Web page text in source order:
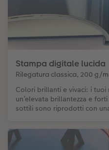
Stampa digitale lucida
Rilegatura classica, 200 g/
Colori brillanti e vivaci: i
un’elevata brillantezza e
sottili sono riprodotti con